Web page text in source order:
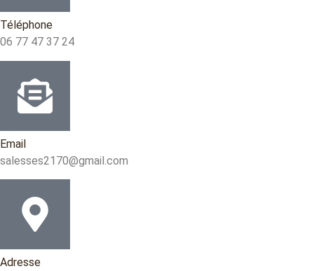
Téléphone
06 77 47 37 24
Email
salesses2170@gmail.com
Adresse